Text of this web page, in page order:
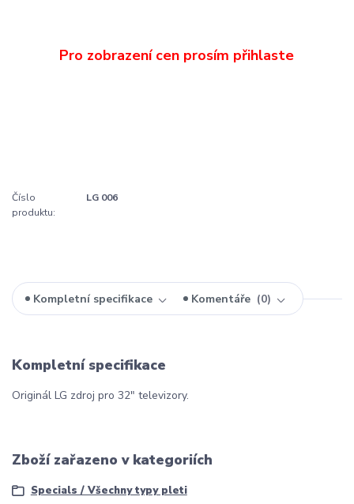
Číslo
produktu:
LG 006
Kompletní specifikace Komentáře 0
Kompletní specifikace
Originál LG zdroj pro 32" televizory.
Zboží zařazeno v kategoriích
Specials / Všechny typy pleti